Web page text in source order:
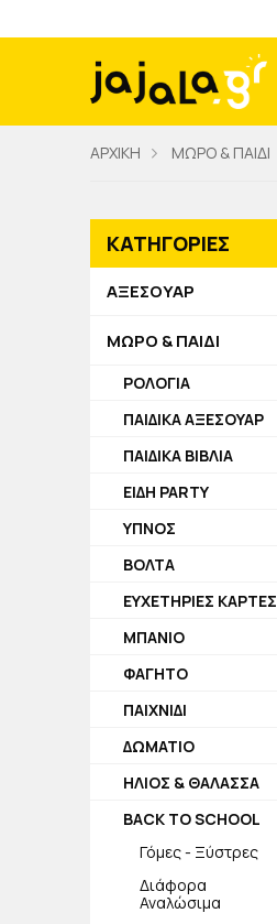
ΑΡΧΙΚΗ ΜΩΡΟ & ΠΑΙΔΙ
ΚΑΤΗΓΟΡΙΕΣ
ΑΞΕΣΟΥΑΡ
ΜΩΡΟ & ΠΑΙΔΙ
ΡΟΛΟΓΙΑ
ΠΑΙΔΙΚΑ ΑΞΕΣΟΥΑΡ
ΠΑΙΔΙΚΑ ΒΙΒΛΙΑ
ΕΙΔΗ PARTY
ΥΠΝΟΣ
ΒΟΛΤΑ
ΕΥΧΕΤΗΡΙΕΣ ΚΑΡΤΕΣ
ΜΠΑΝΙΟ
ΦΑΓΗΤΟ
ΠΑΙΧΝΙΔΙ
ΔΩΜΑΤΙΟ
ΗΛΙΟΣ & ΘΑΛΑΣΣΑ
BACK TO SCHOOL
Γόμες - Ξύστρες
Διάφορα
Αναλώσιμα